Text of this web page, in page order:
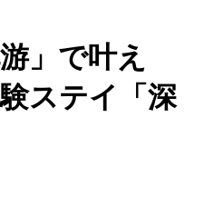
」で叶え
ステイ「深